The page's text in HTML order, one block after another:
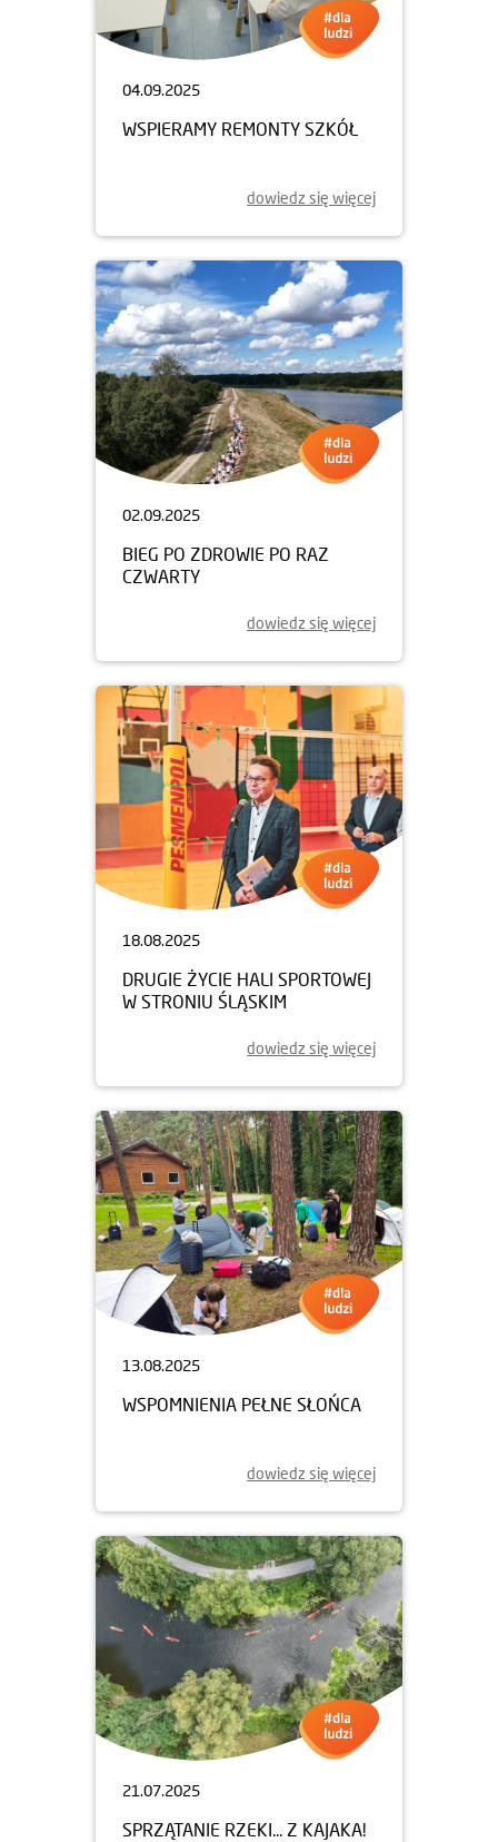
04.09.2025
WSPIERAMY REMONTY SZKÓŁ
dowiedz się więcej
02.09.2025
BIEG PO ZDROWIE PO RAZ
CZWARTY
dowiedz się więcej
18.08.2025
DRUGIE ŻYCIE HALI SPORTOWEJ
W STRONIU ŚLĄSKIM
dowiedz się więcej
13.08.2025
WSPOMNIENIA PEŁNE SŁOŃCA
dowiedz się więcej
21.07.2025
SPRZĄTANIE RZEKI... Z KAJAKA!